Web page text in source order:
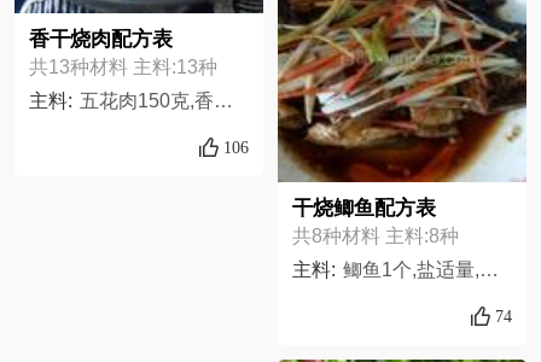
香干烧肉配方表
共13种材料 主料:13种
主料: 五花肉150克,香干300克,干香菇适量,盐适量,姜片适量,香叶适量,大蒜适量,白糖适量,干辣椒适量,胡椒适量,桂皮适量,八角适量,料酒适量
106
干烧鲫鱼配方表
共8种材料 主料:8种
主料: 鲫鱼1个,盐适量,油适量,蒸鱼豉油适量,料酒适量,葱1小节,姜适量,红椒适量,
74